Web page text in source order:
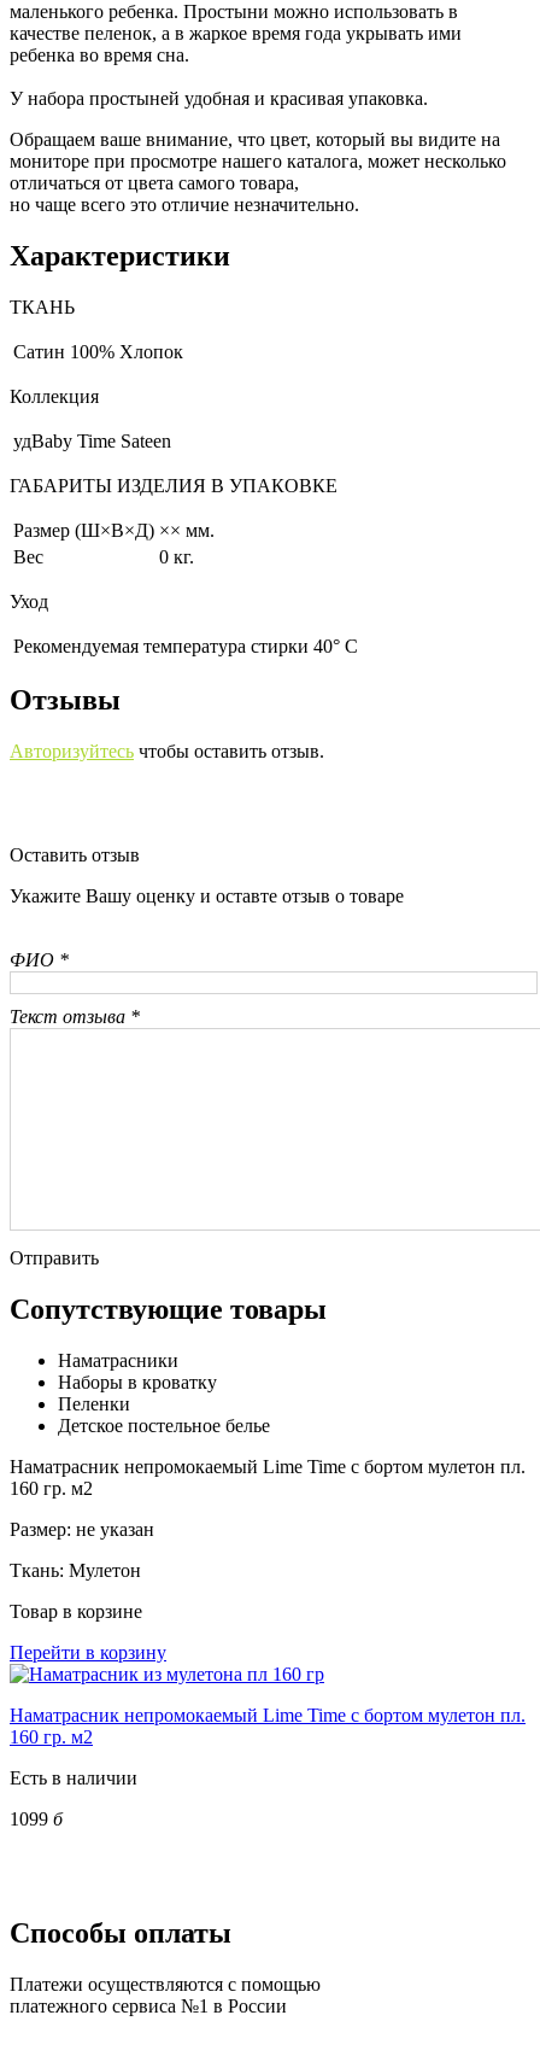
маленького ребенка. Простыни можно использовать в
качестве пеленок, а в жаркое время года укрывать ими
ребенка во время сна.
У набора простыней удобная и красивая упаковка.
Обращаем ваше внимание, что цвет, который вы видите на
мониторе при просмотре нашего каталога, может несколько
отличаться от цвета самого товара,
но чаще всего это отличие незначительно.
Характеристики
ТКАНЬ
Сатин 100% Хлопок
Коллекция
удBaby Time Sateen
ГАБАРИТЫ ИЗДЕЛИЯ В УПАКОВКЕ
Размер (Ш×В×Д) ×× мм.
Вес
0 кг.
Уход
Рекомендуемая температура стирки 40° С
Отзывы
Авторизуйтесь чтобы оставить отзыв.
Оставить отзыв
Укажите Вашу оценку и оставте отзыв о товаре
ФИО *
Текст отзыва *
Отправить
Сопутствующие товары
Наматрасники
Наборы в кроватку
Пеленки
Детское постельное белье
Наматрасник непромокаемый Lime Time с бортом мулетон пл.
160 гр. м2
Размер: не указан
Ткань: Мулетон
Товар в корзине
Перейти в корзину
Наматрасник непромокаемый Lime Time с бортом мулетон пл.
160 гр. м2
Есть в наличии
1099 б
Способы оплаты
Платежи осуществляются с помощью
платежного сервиса №1 в России